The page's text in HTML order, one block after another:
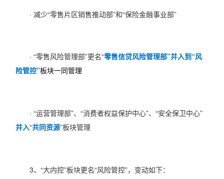
· 减少“零售片区销售推动部”和“保险金融事业部”
· “零售风险管理部”更名“零售信贷风险管理部”并入到“风
险管控”板块一同管理
· “运营管理部”、“消费者权益保护中心”、“安全保卫中心”
并入“共同资源”板块管理
3、“大内控”板块更名“风险管控”，变动如下：